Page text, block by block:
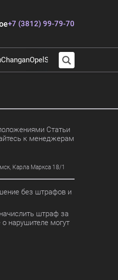
+7 (3812) 99-79-70
ChanganOpel SuzukiAudi
Статьи
к менеджерам
Карла Маркса 18/1
без штрафов и
штраф за
нарушителе могут